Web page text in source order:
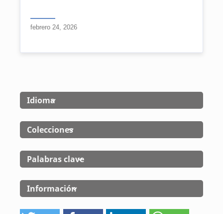
febrero 24, 2026
Idioma
Colecciones
Palabras clave
Información